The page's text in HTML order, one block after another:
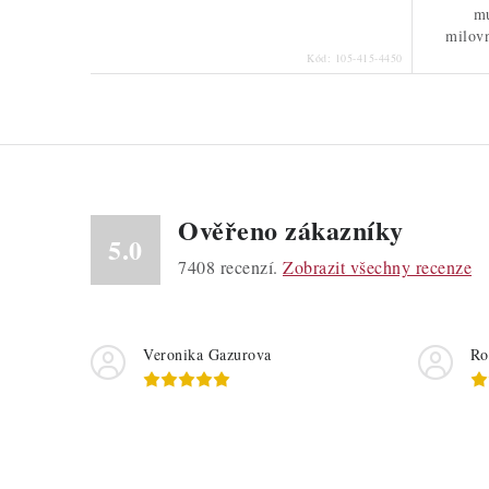
Kód: 105-415-4450
5.0
Ověřeno zákazníky
7408 recenzí. Zobrazit všechny recenze
Veronika Gazurova